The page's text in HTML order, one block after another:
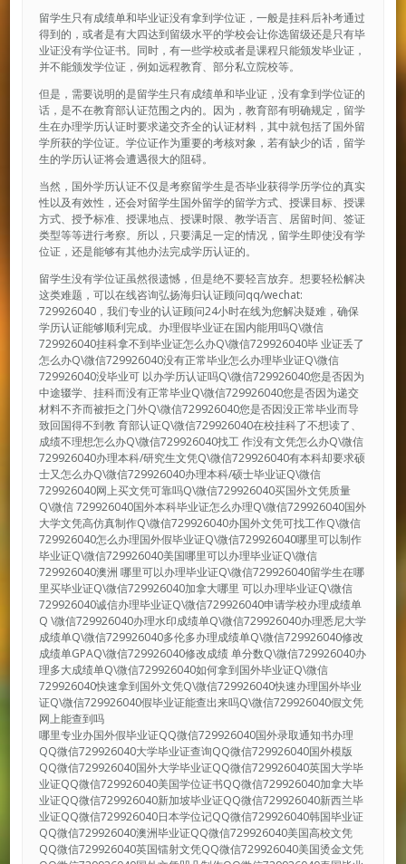
留学生只有成绩单和毕业证没有拿到学位证，一般是挂科后补考通过
得到的，或者是有大四达到留级水平的学校会让你选留级还是只有毕
业证没有学位证书。同时，有一些学校或者是课程只能颁发毕业证，
并不能颁发学位证，例如远程教育、部分私立院校等。
但是，需要说明的是留学生只有成绩单和毕业证，没有拿到学位证的
话，是不在教育部认证范围之内的。因为，教育部有明确规定，留学
生在办理学历认证时要求递交齐全的认证材料，其中就包括了国外留
学所获的学位证。学位证作为重要的考核对象，若有缺少的话，留学
生的学历认证将会遭遇很大的阻碍。
当然，国外学历认证不仅是考察留学生是否毕业获得学历学位的真实
性以及有效性，还会对留学生国外留学的留学方式、授课目标、授课
方式、授予标准、授课地点、授课时限、教学语言、居留时间、签证
类型等等进行考察。所以，只要满足一定的情况，留学生即使没有学
位证，还是能够有其他办法完成学历认证的。
留学生没有学位证虽然很遗憾，但是绝不要轻言放弃。想要轻松解决
这类难题，可以在线咨询弘扬海归认证顾问qq/wechat:
729926040，我们专业的认证顾问24小时在线为您解决疑难，确保
学历认证能够顺利完成。办理假毕业证在国内能用吗Q\微信
729926040挂科拿不到毕业证怎么办Q\微信729926040毕 业证丢了
怎么办Q\微信729926040没有正常毕业怎么办理毕业证Q\微信
729926040没毕业可 以办学历认证吗Q\微信729926040您是否因为
中途辍学、挂科而没有正常毕业Q\微信729926040您是否因为递交
材料不齐而被拒之门外Q\微信729926040您是否因没正常毕业而导
致回国得不到教 育部认证Q\微信729926040在校挂科了不想读了、
成绩不理想怎么办Q\微信729926040找工 作没有文凭怎么办Q\微信
729926040办理本科/研究生文凭Q\微信729926040有本科却要求硕
士又怎么办Q\微信729926040办理本科/硕士毕业证Q\微信
729926040网上买文凭可靠吗Q\微信729926040买国外文凭质量
Q\微信 729926040国外本科毕业证怎么办理Q\微信729926040国外
大学文凭高仿真制作Q\微信729926040办国外文凭可找工作Q\微信
729926040怎么办理国外假毕业证Q\微信729926040哪里可以制作
毕业证Q\微信729926040美国哪里可以办理毕业证Q\微信
729926040澳洲 哪里可以办理毕业证Q\微信729926040留学生在哪
里买毕业证Q\微信729926040加拿大哪里 可以办理毕业证Q\微信
729926040诚信办理毕业证Q\微信729926040申请学校办理成绩单
Q \微信729926040办理水印成绩单Q\微信729926040办理悉尼大学
成绩单Q\微信729926040多伦多办理成绩单Q\微信729926040修改
成绩单GPAQ\微信729926040修改成绩 单分数Q\微信729926040办
理多大成绩单Q\微信729926040如何拿到国外毕业证Q\微信
729926040快速拿到国外文凭Q\微信729926040快速办理国外毕业
证Q\微信729926040假毕业证能查出来吗Q\微信729926040假文凭
网上能查到吗
哪里专业办国外假毕业证QQ微信729926040国外录取通知书办理
QQ微信729926040大学毕业证查询QQ微信729926040国外模版
QQ微信729926040国外大学毕业证QQ微信729926040英国大学毕
业证QQ微信729926040美国学位证书QQ微信729926040加拿大毕
业证QQ微信729926040新加坡毕业证QQ微信729926040新西兰毕
业证QQ微信729926040日本学位记QQ微信729926040韩国毕业证
QQ微信729926040澳洲毕业证QQ微信729926040美国高校文凭
QQ微信729926040英国镭射文凭QQ微信729926040美国烫金文凭